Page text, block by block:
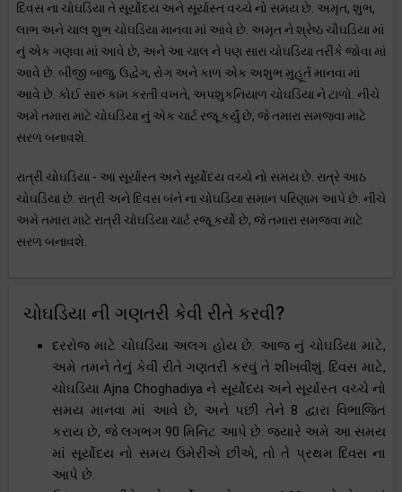
દિવસ ના ચોઘડિયા તે સૂર્યોદય અને સૂર્યાસ્ત વચ્ચે નો સમય છે. અમૃત, શુભ,
લાભ અને ચાલ શુભ ચોઘડિયા માનવા માં આવે છે. અમૃત ને શ્રેષ્ઠ ચૌઘડિયા માં
નું એક ગણવા માં આવે છે, અને આ ચાલ ને પણ સારા ચોઘડિયા તરીકે જોવા માં
આવે છે. બીજી બાજુ, ઉદ્વેગ, રોગ અને કાળ એક અશુભ મુહૂર્ત માનવા માં
આવે છે. કોઈ સારું કામ કરતી વખતે, અપશુકનિયાળ ચોઘડિયા ને ટાળો. નીચે
અમે તમારા માટે ચોઘડિયા નું એક ચાર્ટ રજૂ કર્યું છે, જે તમારા સમજવા માટે
સરળ બનાવશે.
રાત્રી ચોઘડિયા - આ સૂર્યાસ્ત અને સૂર્યોદય વચ્ચે નો સમય છે. રાત્રે આઠ
ચોઘડિયા છે. રાત્રી અને દિવસ બંને ના ચોઘડિયા સમાન પરિણામ આપે છે. નીચે
અમે તમારા માટે રાત્રી ચોઘડિયા ચાર્ટ રજૂ કર્યો છે, જે તમારા સમજવા માટે
સરળ બનાવશે.
ચોઘડિયા ની ગણતરી કેવી રીતે કરવી?
દરરોજ માટે ચોઘડિયા અલગ હોય છે. આજ નું ચોઘડિયા માટે,
અમે તમને તેનું કેવી રીતે ગણતરી કરવું તે શીખવીશું. દિવસ માટે,
ચોઘડિયા Ajna Choghadiya ને સૂર્યોદય અને સૂર્યાસ્ત વચ્ચે નો
સમય માનવા માં આવે છે, અને પછી તેને 8 દ્વારા વિભાજિત
કરાય છે, જે લગભગ 90 મિનિટ આપે છે. જ્યારે અમે આ સમય
માં સૂર્યોદય નો સમય ઉમેરીએ છીએ, તો તે પ્રથમ દિવસ ના
આપે છે.